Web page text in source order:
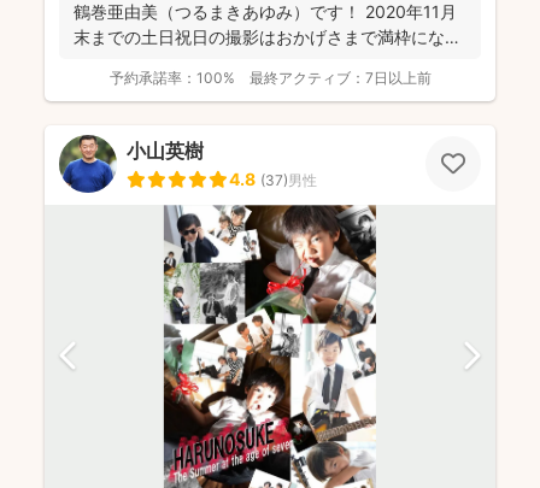
鶴巻亜由美（つるまきあゆみ）です！ 2020年11月
末までの土日祝日の撮影はおかげさまで満枠になり
予約承諾率： 100% 最終アクティブ： 7日以上前
小山英樹
4.8 (37)男性